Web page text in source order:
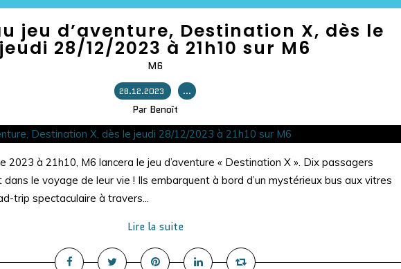
jeu d’aventure, Destination X, dès le
jeudi 28/12/2023 à 21h10 sur M6
M6
28.12.2023 …
Par Benoît
2023 à 21h10, M6 lancera le jeu d’aventure « Destination X ». Dix passagers
le voyage de leur vie ! Ils embarquent à bord d’un mystérieux bus aux vitres
trip spectaculaire à travers...
Lire la suite